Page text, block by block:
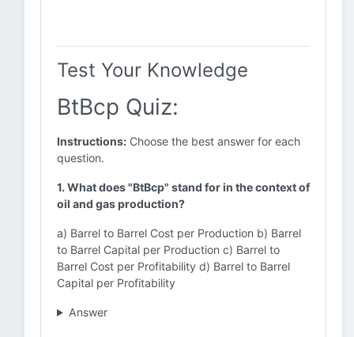
Test Your Knowledge
BtBcp Quiz:
Instructions: Choose the best answer for each
question.
1. What does "BtBcp" stand for in the context of
oil and gas production?
a) Barrel to Barrel Cost per Production b) Barrel
to Barrel Capital per Production c) Barrel to
Barrel Cost per Profitability d) Barrel to Barrel
Capital per Profitability
Answer